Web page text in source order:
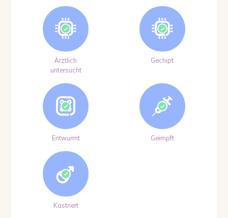
Ärztlich
untersucht
Gechipt
Entwurmt Geimpft
Kastriert